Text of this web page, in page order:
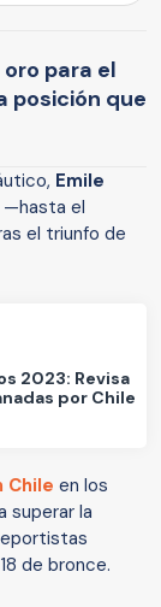
para el
posición que
Emile
—hasta el
el triunfo de
2023: Revisa
por Chile
Chile en los
superar la
de bronce.